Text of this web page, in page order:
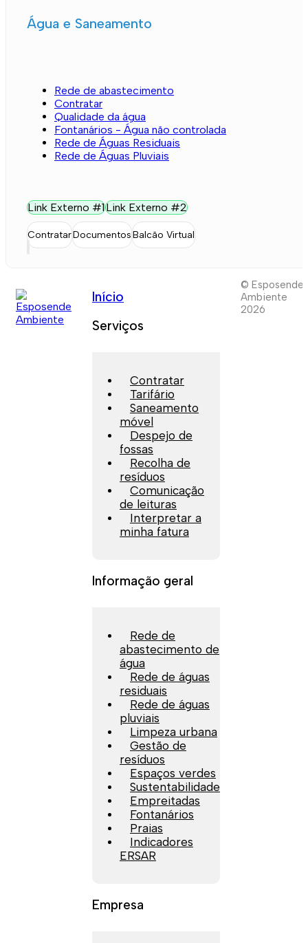
Água e Saneamento
Rede de abastecimento
Contratar
Qualidade da água
Fontanários - Água não controlada
Rede de Águas Residuais
Rede de Águas Pluviais
Link Externo #1Link Externo #2
ContratarDocumentosBalcão Virtual
Início
Serviços
Contratar
Tarifário
Saneamento
móvel
Despejo de
fossas
Recolha de
resíduos
Comunicação
de leituras
Interpretar a
minha fatura
Informação geral
Rede de
abastecimento de
água
Rede de águas
residuais
Rede de águas
pluviais
Limpeza urbana
Gestão de
resíduos
Espaços verdes
Sustentabilidade
Empreitadas
Fontanários
Praias
Indicadores
ERSAR
Empresa
© Esposende
Ambiente
2026